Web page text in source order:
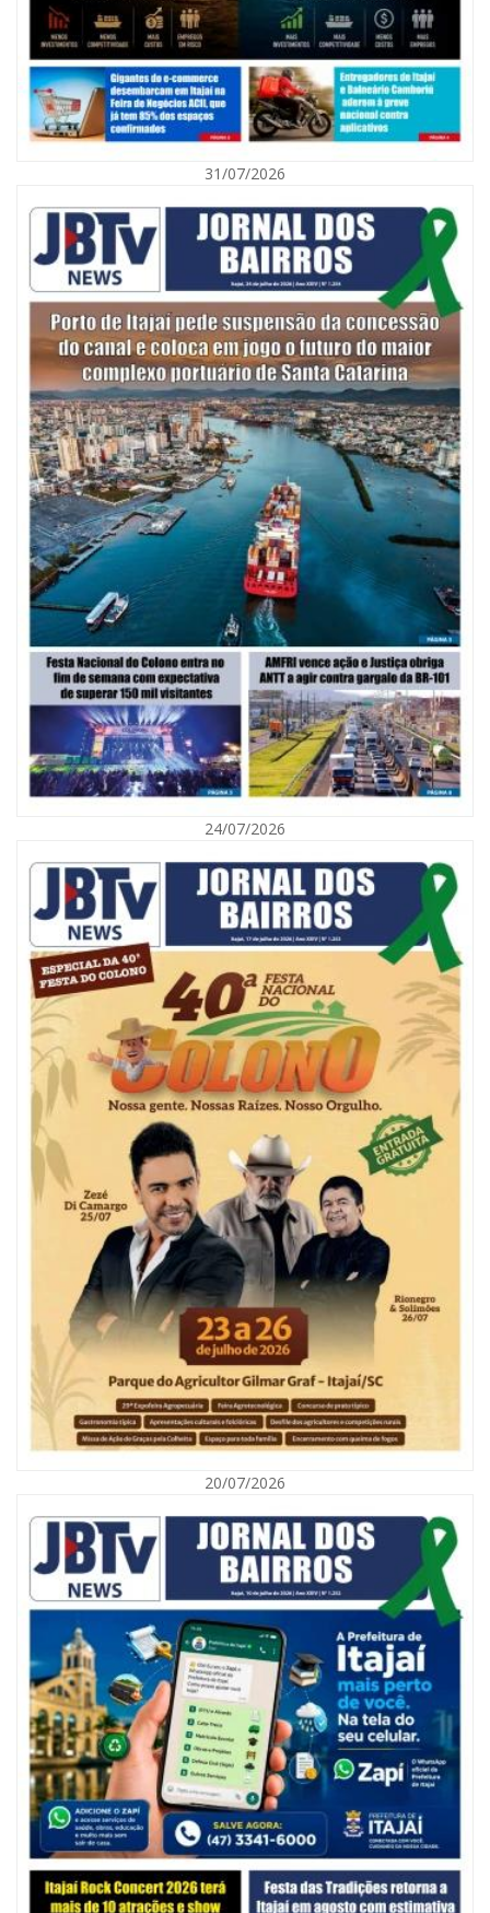
Secretaria de Cultura retoma oficinas culturais com diversas
modalidades para a comunidade
BALNEÁRIO CAMBORIÚ
06/08/2026 | 07:00
Inscrições para a exploração da gastronomia do 14º Acampamento
Farroupilha estão abertas
06/08/2026 | 07:00
Camboriú: exposição de arte transforma o Paço Municipal em um espaço
de cultura
CAMBORIÚ
06/08/2026 | 07:00
31/07/2026
24/07/2026
20/07/2026